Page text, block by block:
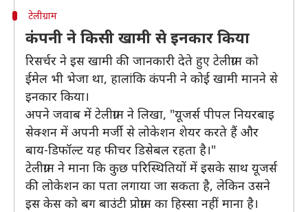
टेलीग्राम
कंपनी ने किसी खामी से इनकार किया
रिसर्चर ने इस खामी की जानकारी देते हुए टेलीग्राम को
ईमेल भी भेजा था, हालांकि कंपनी ने कोई खामी मानने से
इनकार किया।
अपने जवाब में टेलीग्राम ने लिखा, "यूजर्स पीपल नियरबाइ
सेक्शन में अपनी मर्जी से लोकेशन शेयर करते हैं और
बाय-डिफॉल्ट यह फीचर डिसेबल रहता है।"
टेलीग्राम ने माना कि कुछ परिस्थितियों में इसके साथ यूजर्स
की लोकेशन का पता लगाया जा सकता है, लेकिन उसने
इस केस को बग बाउंटी प्रोग्राम का हिस्सा नहीं माना है।